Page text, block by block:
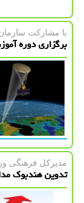
با مشاركت
برگزاری دوره
مدیركل فرهنگی
تدوین هندبوك